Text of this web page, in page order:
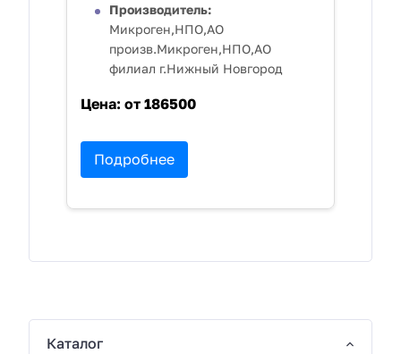
Производитель:
Микроген,НПО,АО
произв.Микроген,НПО,АО
филиал г.Нижный Новгород
Цена: от 186500
Подробнее
Каталог